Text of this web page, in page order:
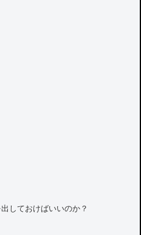
しておけばいいのか？